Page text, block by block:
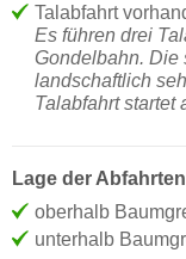
Talabfahrt
Es führen drei
Gondelbahn. Die
landschaftlich
Talabfahrt startet
Lage der Abfahrten
oberhalb
unterhalb